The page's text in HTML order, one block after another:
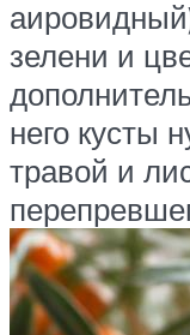
зелени и
него кусты
травой и